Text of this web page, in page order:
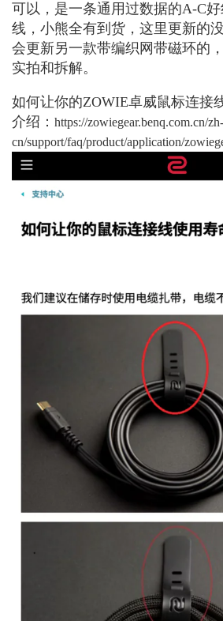
可以，是一条通用过数据的A-C
线，小熊全有到货，这里更新的
会更新另一款带编织网带磁环的
实拍和拆解。
如何让你的ZOWIE卓威鼠标连接
介绍： https://zowiegear.benq.com.cn/zh-
cn/support/faq/product/application/